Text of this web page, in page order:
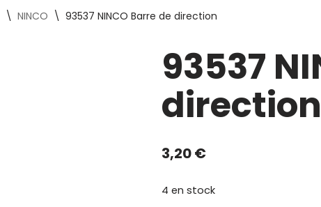
\ NINCO \ 93537 NINCO Barre de direction
93537
direction
3,20€
4 en stock